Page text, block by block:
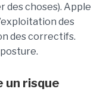
des choses). Apple
des
des correctifs.
un risque